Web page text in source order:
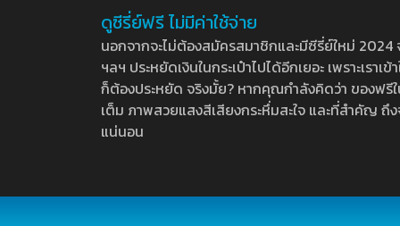
ดูซีรี่ย์ฟรี ไม่มีค่าใช้จ่าย
นอกจากจะไม่ต้องสมัครสมาชิกและมีซีรี่ย์ใหม่
ฯลฯ ประหยัดเงินในกระเป๋าไปได้อีกเยอะ เพราะเร
ก็ต้องประหยัด จริงมั้ย? หากคุณกำลังคิดว่า ของฟ
เต็ม ภาพสวยแสงสีเสียงกระหึ่มสะใจ และที่สำคัญ
แน่นอน